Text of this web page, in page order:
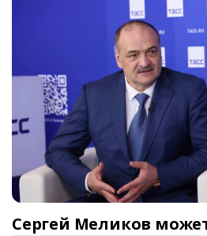
Сергей Меликов